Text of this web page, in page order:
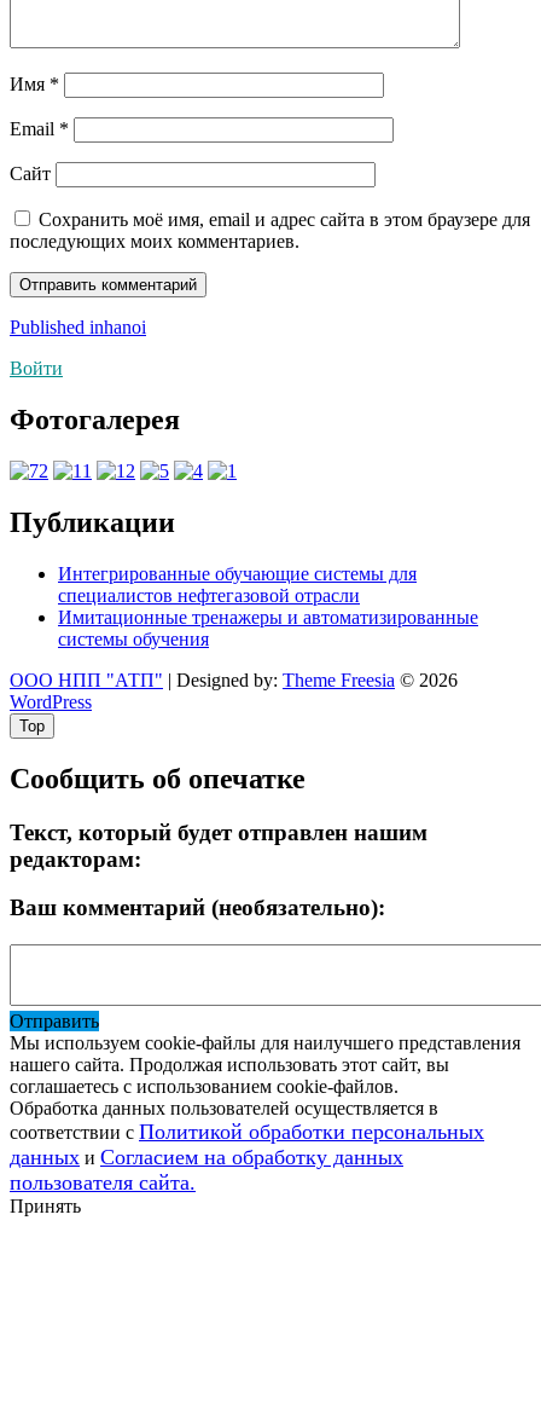
Имя *
Email *
Сайт
Сохранить моё имя, email и адрес сайта в этом браузере для
последующих моих комментариев.
Навигация
по
Published inhanoi
Войти
Фотогалерея
Публикации
Интегрированные обучающие системы для
специалистов нефтегазовой отрасли
Имитационные тренажеры и автоматизированные
системы обучения
ООО НПП "АТП" | Designed by: Theme Freesia © 2026
WordPress
Top
Сообщить об опечатке
Текст, который будет отправлен нашим
редакторам:
Ваш комментарий (необязательно):
Отправить
Мы используем cookie-файлы для наилучшего представления
нашего сайта. Продолжая использовать этот сайт, вы
соглашаетесь с использованием cookie-файлов.
Обработка данных пользователей осуществляется в
соответствии с Политикой обработки персональных
данных и Согласием на обработку данных
пользователя сайта.
Принять